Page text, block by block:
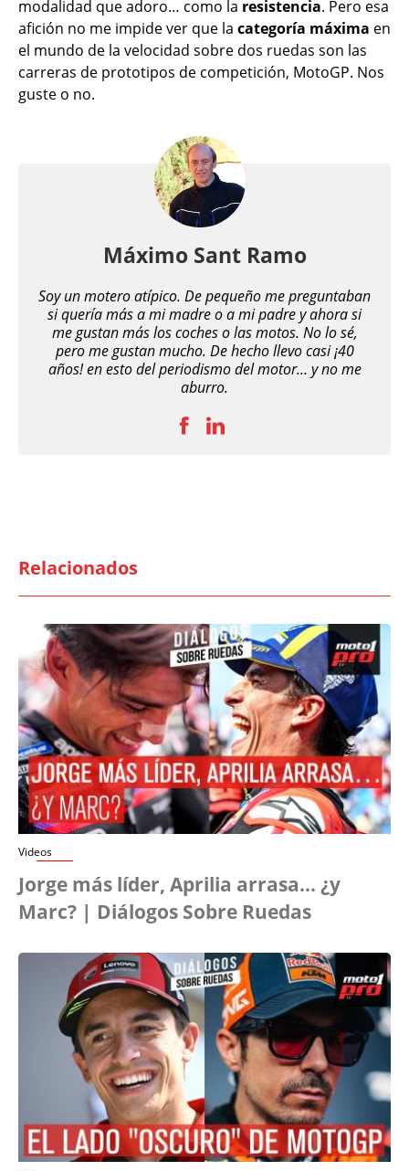
modalidad que adoro… como la resistencia. Pero esa
afición no me impide ver que la categoría máxima en
el mundo de la velocidad sobre dos ruedas son las
carreras de prototipos de competición, MotoGP. Nos
guste o no.
Máximo Sant Ramo
Soy un motero atípico. De pequeño me preguntaban
si quería más a mi madre o a mi padre y ahora si
me gustan más los coches o las motos. No lo sé,
pero me gustan mucho. De hecho llevo casi ¡40
años! en esto del periodismo del motor… y no me
aburro.
Relacionados
Videos
Jorge más líder, Aprilia arrasa… ¿y
Marc? | Diálogos Sobre Ruedas